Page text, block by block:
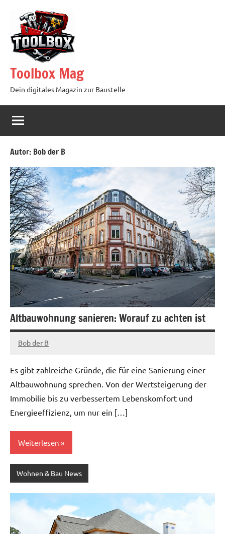
springen
Toolbox Mag
Dein digitales Magazin zur Baustelle
Autor: Bob der B
Altbauwohnung sanieren: Worauf zu achten ist
Mai
2023
Bob der B
Es gibt zahlreiche Gründe, die für eine Sanierung einer
Altbauwohnung sprechen. Von der Wertsteigerung der
Immobilie bis zu verbessertem Lebenskomfort und
Energieeffizienz, um nur ein […]
Weiterlesen
Wohnen & Bau News